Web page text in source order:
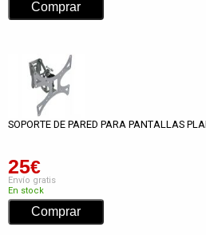
SOPORTE DE PARED PARA PANTALLAS
25€
Envío gratis
En stock